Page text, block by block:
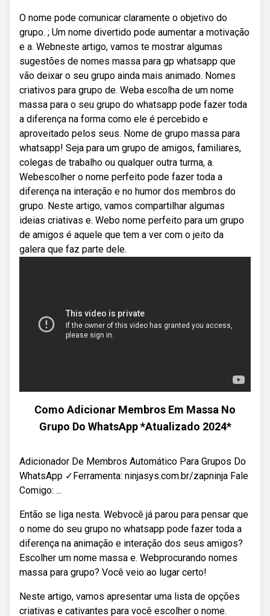
O nome pode comunicar claramente o objetivo do
grupo. ; Um nome divertido pode aumentar a motivação
e a. Webneste artigo, vamos te mostrar algumas
sugestões de nomes massa para gp whatsapp que
vão deixar o seu grupo ainda mais animado. Nomes
criativos para grupo de. Weba escolha de um nome
massa para o seu grupo do whatsapp pode fazer toda
a diferença na forma como ele é percebido e
aproveitado pelos seus. Nome de grupo massa para
whatsapp! Seja para um grupo de amigos, familiares,
colegas de trabalho ou qualquer outra turma, a.
Webescolher o nome perfeito pode fazer toda a
diferença na interação e no humor dos membros do
grupo. Neste artigo, vamos compartilhar algumas
ideias criativas e. Webo nome perfeito para um grupo
de amigos é aquele que tem a ver com o jeito da
galera que faz parte dele.
Como Adicionar Membros Em Massa No
Grupo Do WhatsApp *Atualizado 2024*
Adicionador De Membros Automático Para Grupos Do
WhatsApp ✓Ferramenta: ninjasys.com.br/zapninja Fale
Comigo: ...
Então se liga nesta. Webvocê já parou para pensar que
o nome do seu grupo no whatsapp pode fazer toda a
diferença na animação e interação dos seus amigos?
Escolher um nome massa e. Webprocurando nomes
massa para grupo? Você veio ao lugar certo!
Neste artigo, vamos apresentar uma lista de opções
criativas e cativantes para você escolher o nome.